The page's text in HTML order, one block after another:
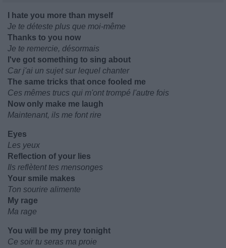
I hate you more than myself
Je te déteste plus que moi-même
Thanks to you now
Je te remercie, désormais
I've got something to sing about
Car j'ai un sujet sur lequel chanter
The same tricks that once fooled me
Ces mêmes trucs qui m'ont trompé l'autre fois
Now only make me laugh
Maintenant, ils me font rire
Eyes
Les yeux
Reflection of your lies
Ils reflètent tes mensonges
Your smile makes
Ton sourire alimente
My rage
Ma rage
You will be my prey tonight
Ce soir tu seras ma proie